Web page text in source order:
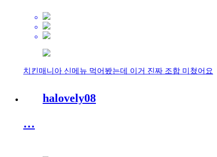
치킨매니아 신메뉴 먹어봤는데 이거 진짜 조합 미쳤어요
halovely08
…